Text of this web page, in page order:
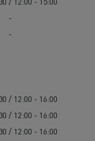
-
-
/ 12:00 - 16:00
/ 12:00 - 16:00
/ 12:00 - 16:00